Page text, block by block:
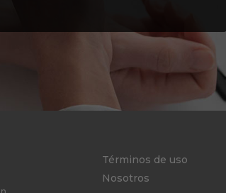
Términos de uso
Nosotros